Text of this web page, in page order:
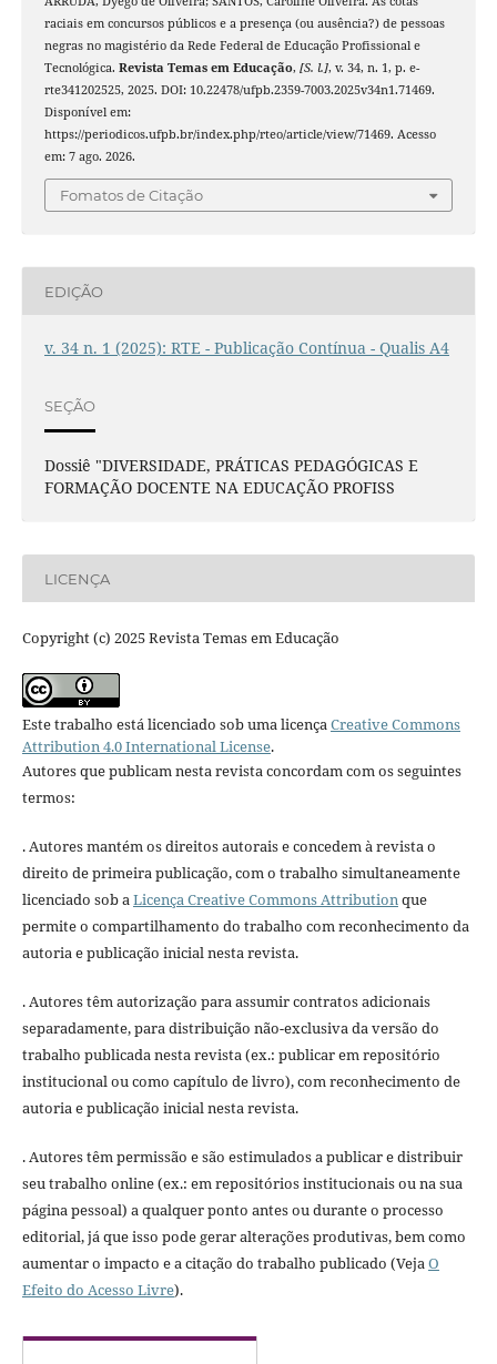
raciais em concursos públicos e a presença (ou ausência?) de pessoas
negras no magistério da Rede Federal de Educação Profissional e
Tecnológica. Revista Temas em Educação, [S. l.], v. 34, n. 1, p. e-
rte341202525, 2025. DOI: 10.22478/ufpb.2359-7003.2025v34n1.71469.
Disponível em:
https://periodicos.ufpb.br/index.php/rteo/article/view/71469. Acesso
em: 7 ago. 2026.
Fomatos de Citação
EDIÇÃO
v. 34 n. 1 (2025): RTE - Publicação Contínua - Qualis A4
SEÇÃO
Dossiê "DIVERSIDADE, PRÁTICAS PEDAGÓGICAS E
FORMAÇÃO DOCENTE NA EDUCAÇÃO PROFISS
LICENÇA
Copyright (c) 2025 Revista Temas em Educação
Este trabalho está licenciado sob uma licençaCreative Commons
Attribution 4.0 International License.
Autores que publicam nesta revista concordam com os seguintes
termos:
. Autores mantém os direitos autorais e concedem à revista o
direito de primeira publicação, com o trabalho simultaneamente
licenciado sob aLicença Creative Commons Attributionque
permite o compartilhamento do trabalho com reconhecimento da
autoria e publicação inicial nesta revista.
. Autores têm autorização para assumir contratos adicionais
separadamente, para distribuição não-exclusiva da versão do
trabalho publicada nesta revista (ex.: publicar em repositório
institucional ou como capítulo de livro), com reconhecimento de
autoria e publicação inicial nesta revista.
. Autores têm permissão e são estimulados a publicar e distribuir
seu trabalho online (ex.: em repositórios institucionais ou na sua
página pessoal) a qualquer ponto antes ou durante o processo
editorial, já que isso pode gerar alterações produtivas, bem como
aumentar o impacto e a citação do trabalho publicado (VejaO
Efeito do Acesso Livre).